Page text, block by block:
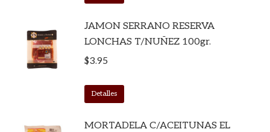
JAMON SERRANO RESERVA
LONCHAS T/NUÑEZ 100gr.
$3.95
Detalles
MORTADELA C/ACEITUNAS EL